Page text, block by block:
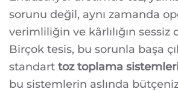
TOPLAMADA
%35
ENERJI
SARF
TASARRUFU
MÜ?
sorunu değil, aynı zamanda
verimliliğin ve kârlılığın sessiz
Birçok tesis, bu sorunla başa
standart toz toplama
bu sistemlerin aslında